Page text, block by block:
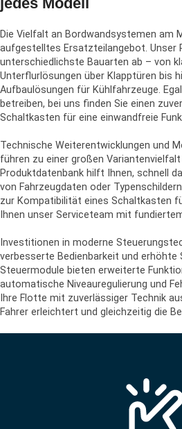
Die Vielfalt an Bordwandsystemen am
aufgestelltes Ersatzteilangebot. Unser
unterschiedlichste Bauarten ab – von
Unterflurlösungen über Klapptüren bis
Aufbaulösungen für Kühlfahrzeuge.
betreiben, bei uns finden Sie einen
Schaltkasten für eine einwandfreie
Technische Weiterentwicklungen und
führen zu einer großen
Produktdatenbank hilft Ihnen, schnell
von Fahrzeugdaten oder
zur Kompatibilität eines Schaltkasten
Ihnen unser Serviceteam mit
Investitionen in moderne
verbesserte Bedienbarkeit und erhöhte
Steuermodule bieten erweiterte
automatische Niveauregulierung und
Ihre Flotte mit zuverlässiger Technik
Fahrer erleichtert und gleichzeitig die